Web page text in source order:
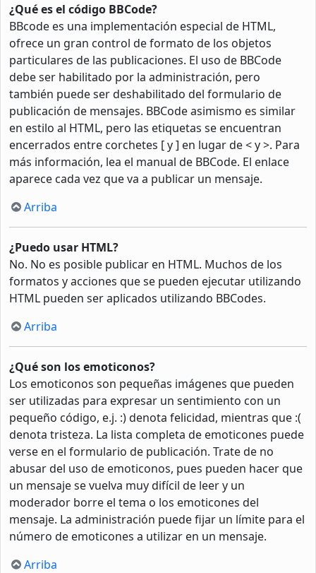
¿Qué es el código BBCode?
BBcode es una implementación especial de HTML,
ofrece un gran control de formato de los objetos
particulares de las publicaciones. El uso de BBCode
debe ser habilitado por la administración, pero
también puede ser deshabilitado del formulario de
publicación de mensajes. BBCode asimismo es similar
en estilo al HTML, pero las etiquetas se encuentran
encerrados entre corchetes [ y ] en lugar de < y >. Para
más información, lea el manual de BBCode. El enlace
aparece cada vez que va a publicar un mensaje.
Arriba
¿Puedo usar HTML?
No. No es posible publicar en HTML. Muchos de los
formatos y acciones que se pueden ejecutar utilizando
HTML pueden ser aplicados utilizando BBCodes.
Arriba
¿Qué son los emoticonos?
Los emoticonos son pequeñas imágenes que pueden
ser utilizadas para expresar un sentimiento con un
pequeño código, e.j. :) denota felicidad, mientras que :(
denota tristeza. La lista completa de emoticones puede
verse en el formulario de publicación. Trate de no
abusar del uso de emoticonos, pues pueden hacer que
un mensaje se vuelva muy difícil de leer y un
moderador borre el tema o los emoticones del
mensaje. La administración puede fijar un límite para el
número de emoticones a utilizar en un mensaje.
Arriba